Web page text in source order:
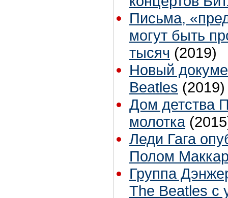
Письма,
могут быть
тысяч (2019)
Новый
Beatles (2019)
Дом детства
молотка
Леди Гага
Полом
Группа
The Beatles с